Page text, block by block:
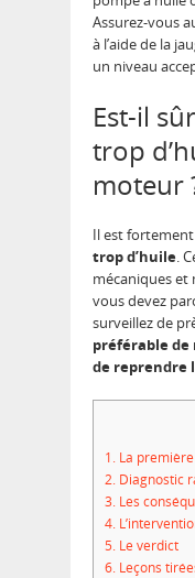
Assurez-vous
à l’aide de la
un niveau
Est-il
trop
moteur
Il est
trop d’huile.
mécaniques et
vous devez
surveillez de
préférable de
de reprendre
1. La
2. Diagnostic
3. Les
4.
5. Le verdict
6. Leçons